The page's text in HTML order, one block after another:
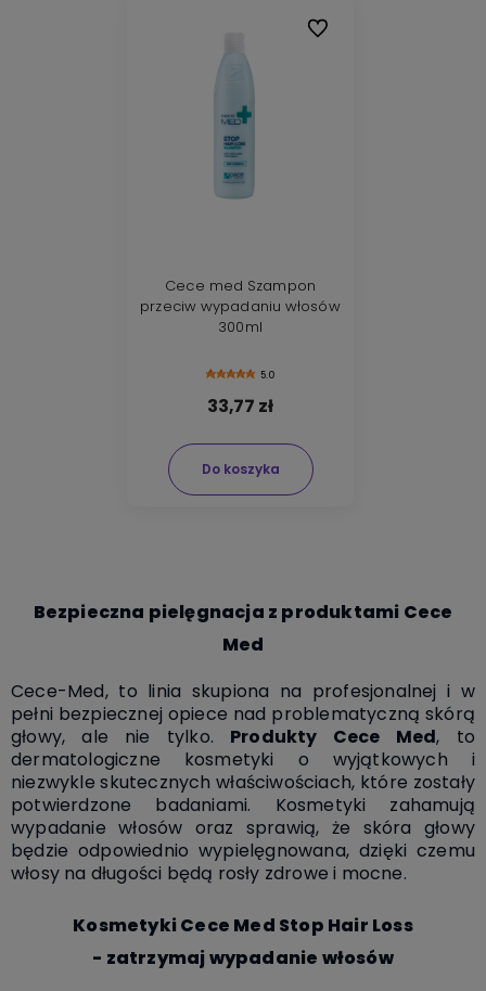
Cece med Szampon
przeciw wypadaniu włosów
300ml
5.0
33,77 zł
Do koszyka
Do ulubionych
Bezpieczna pielęgnacja z produktami Cece
Med
Cece-Med, to linia skupiona na profesjonalnej i w
pełni bezpiecznej opiece nad problematyczną skórą
głowy, ale nie tylko. Produkty Cece Med, to
dermatologiczne kosmetyki o wyjątkowych i
niezwykle skutecznych właściwościach, które zostały
potwierdzone badaniami. Kosmetyki zahamują
wypadanie włosów oraz sprawią, że skóra głowy
będzie odpowiednio wypielęgnowana, dzięki czemu
włosy na długości będą rosły zdrowe i mocne.
Kosmetyki Cece Med Stop Hair Loss
- zatrzymaj wypadanie włosów